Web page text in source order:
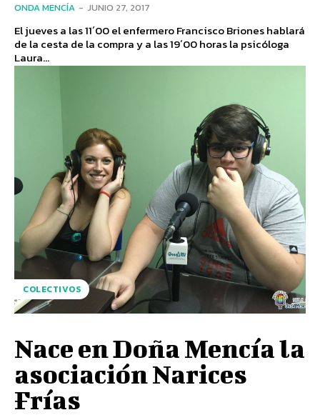
ONDA MENCÍA - JUNIO 27, 2017
El jueves a las 11´00 el enfermero Francisco Briones hablará
de la cesta de la compra y a las 19´00 horas la psicóloga
Laura...
COLECTIVOS
Nace en Doña Mencía la
asociación Narices
Frías